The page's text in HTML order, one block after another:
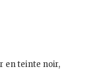
en teinte noir,